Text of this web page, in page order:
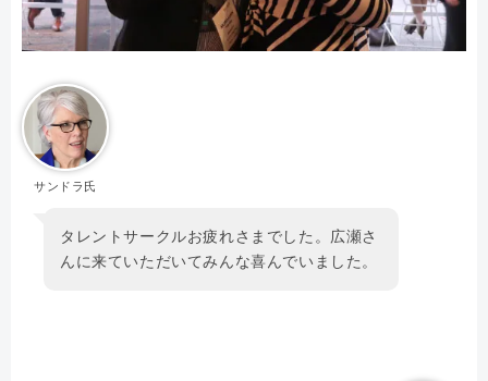
サンドラ氏
タレントサークルお疲れさまでした。広瀬さ
んに来ていただいてみんな喜んでいました。